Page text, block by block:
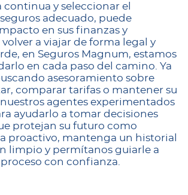
y seleccionar el
adecuado, puede
en sus finanzas y
volver a viajar de forma legal y
en Seguros Magnum, estamos
en cada paso del camino. Ya
asesoramiento sobre
comparar tarifas o mantener su
nuestros agentes experimentados
ayudarlo a tomar decisiones
protejan su futuro como
proactivo, mantenga un historial
limpio y permítanos guiarle a
con confianza.